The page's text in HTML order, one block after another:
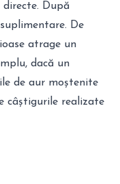
directe. După
De
atrage un
dacă un
de aur moștenite
câștigurile realizate